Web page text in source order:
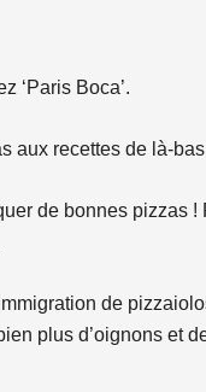
‘Paris Boca’.
aux recettes de là-
de bonnes pizzas
de
plus d’oignons et